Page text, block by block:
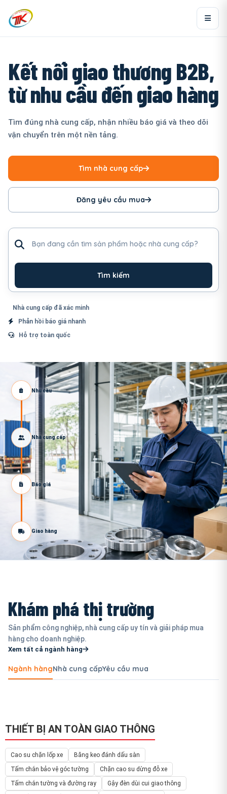
Kết nối giao thương B2B,
từ nhu cầu đến giao hàng
Tìm đúng nhà cung cấp, nhận nhiều báo giá và theo dõi
vận chuyển trên một nền tảng.
Tìm nhà cung cấp
Đăng yêu cầu mua
Tìm kiếm
Nhà cung cấp đã xác minh
Phản hồi báo giá nhanh
Hỗ trợ toàn quốc
Nhu cầu
Nhà cung cấp
Báo giá
Giao hàng
Khám phá thị trường
Sản phẩm công nghiệp, nhà cung cấp uy tín và giải pháp mua
hàng cho doanh nghiệp.
Xem tất cả ngành hàng
Ngành hàngNhà cung cấpYêu cầu mua
THIẾT BỊ AN TOÀN GIAO THÔNG
Cao su chặn lốp xe
Băng keo đánh dấu sàn
Tấm chắn bảo vệ góc tường
Chặn cao su dừng đỗ xe
Tấm chắn tường và đường ray
Gậy đèn dùi cui giao thông